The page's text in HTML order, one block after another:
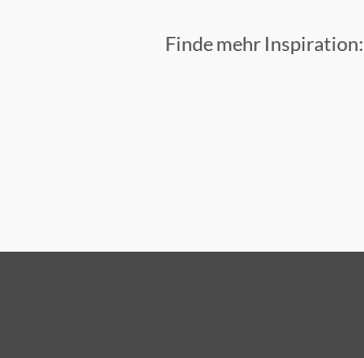
Finde mehr Inspiration: